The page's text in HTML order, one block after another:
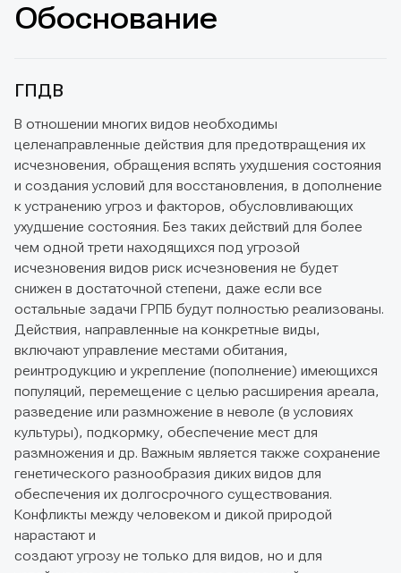
Обоснование
ГПДВ
В отношении многих видов необходимы
целенаправленные действия для предотвращения их
исчезновения, обращения вспять ухудшения состояния
и создания условий для восстановления, в дополнение
к устранению угроз и факторов, обусловливающих
ухудшение состояния. Без таких действий для более
чем одной трети находящихся под угрозой
исчезновения видов риск исчезновения не будет
снижен в достаточной степени, даже если все
остальные задачи ГРПБ будут полностью реализованы.
Действия, направленные на конкретные виды,
включают управление местами обитания,
реинтродукцию и укрепление (пополнение) имеющихся
популяций, перемещение с целью расширения ареала,
разведение или размножение в неволе (в условиях
культуры), подкормку, обеспечение мест для
размножения и др. Важным является также сохранение
генетического разнообразия диких видов для
обеспечения их долгосрочного существования.
Конфликты между человеком и дикой природой
нарастают и
создают угрозу не только для видов, но и для